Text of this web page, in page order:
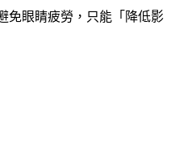
免眼睛疲勞，只能「降低影